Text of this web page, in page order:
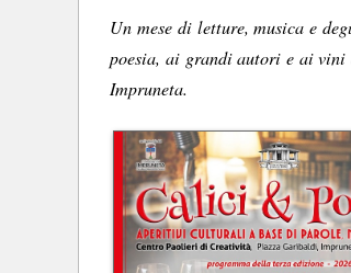
Un mese di letture, musica e
poesia, ai grandi autori e ai vini
Impruneta.